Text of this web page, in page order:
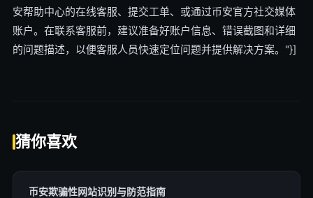
安帮助中心的在线客服、提交工单、或通过币安官方社交媒体
账户。在联系客服前，建议准备好账户信息、错误截图和详细
的问题描述，以便客服人员快速定位问题并提供解决方案。"}]
猜你喜欢
币安欺骗性网站识别与防范指南